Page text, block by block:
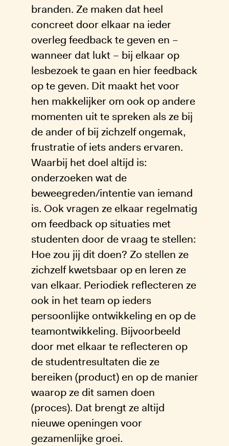
branden. Ze maken dat heel
concreet door elkaar na ieder
overleg feedback te geven en –
wanneer dat lukt – bij elkaar op
lesbezoek te gaan en hier feedback
op te geven. Dit maakt het voor
hen makkelijker om ook op andere
momenten uit te spreken als ze bij
de ander of bij zichzelf ongemak,
frustratie of iets anders ervaren.
Waarbij het doel altijd is:
onderzoeken wat de
beweegreden/intentie van iemand
is. Ook vragen ze elkaar regelmatig
om feedback op situaties met
studenten door de vraag te stellen:
Hoe zou jij dit doen? Zo stellen ze
zichzelf kwetsbaar op en leren ze
van elkaar. Periodiek reflecteren ze
ook in het team op ieders
persoonlijke ontwikkeling en op de
teamontwikkeling. Bijvoorbeeld
door met elkaar te reflecteren op
de studentresultaten die ze
bereiken (product) en op de manier
waarop ze dit samen doen
(proces). Dat brengt ze altijd
nieuwe openingen voor
gezamenlijke groei.